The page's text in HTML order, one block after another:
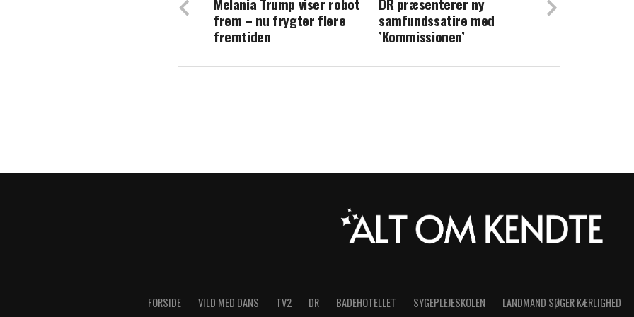
Blachman åbner op om sårbart emne: Her er min diagnose
DR præsenterer ny
samfundssatire med
’Kommissionen’
Melania Trump viser robot
frem – nu frygter flere
fremtiden
FORSIDE VILD MED DANS TV2 DR BADEHOTELLET SYGEPLEJESKOLEN LANDMAND SØGER KÆRLIGHED